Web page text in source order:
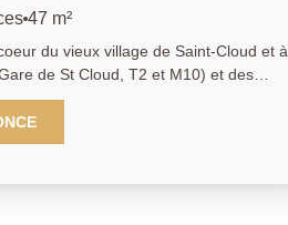
47 m²
du vieux village de Saint-Cloud et à
de St Cloud, T2 et M10) et des
au calme et sans vis-à -vis,
se compose d'une entrée, d'un grand
de 9.9m², d'une cuisine